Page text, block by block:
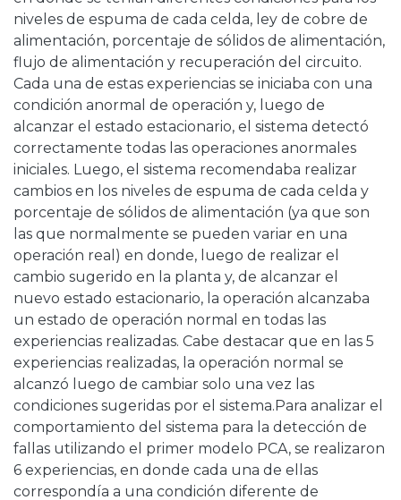
niveles de espuma de cada celda, ley de cobre de
alimentación, porcentaje de sólidos de alimentación,
flujo de alimentación y recuperación del circuito.
Cada una de estas experiencias se iniciaba con una
condición anormal de operación y, luego de
alcanzar el estado estacionario, el sistema detectó
correctamente todas las operaciones anormales
iniciales. Luego, el sistema recomendaba realizar
cambios en los niveles de espuma de cada celda y
porcentaje de sólidos de alimentación (ya que son
las que normalmente se pueden variar en una
operación real) en donde, luego de realizar el
cambio sugerido en la planta y, de alcanzar el
nuevo estado estacionario, la operación alcanzaba
un estado de operación normal en todas las
experiencias realizadas. Cabe destacar que en las 5
experiencias realizadas, la operación normal se
alcanzó luego de cambiar solo una vez las
condiciones sugeridas por el sistema.Para analizar el
comportamiento del sistema para la detección de
fallas utilizando el primer modelo PCA, se realizaron
6 experiencias, en donde cada una de ellas
correspondía a una condición diferente de